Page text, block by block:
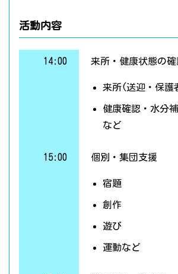
活動内容
14:00 来所・健康状態の確
来所(送迎・保護
健康確認・水分
など
15:00 個別・集団支援
宿題
創作
遊び
運動など